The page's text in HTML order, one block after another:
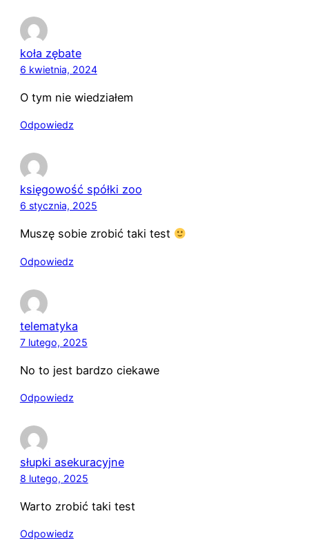
koła zębate
6 kwietnia, 2024
O tym nie wiedziałem
Odpowiedz
księgowość spółki zoo
6 stycznia, 2025
Muszę sobie zrobić taki test
Odpowiedz
telematyka
7 lutego, 2025
No to jest bardzo ciekawe
Odpowiedz
słupki asekuracyjne
8 lutego, 2025
Warto zrobić taki test
Odpowiedz